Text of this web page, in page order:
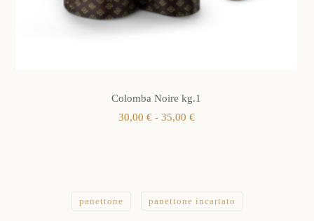
Colomba Noire kg.1
30,00 € - 35,00 €Fascia
35,00 €
panettone panettone incartato